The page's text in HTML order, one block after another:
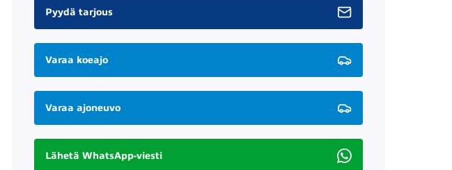
Pyydä tarjous
Varaa koeajo
Varaa ajoneuvo
Lähetä WhatsApp-viesti